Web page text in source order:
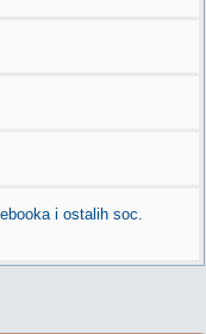
i ostalih soc.